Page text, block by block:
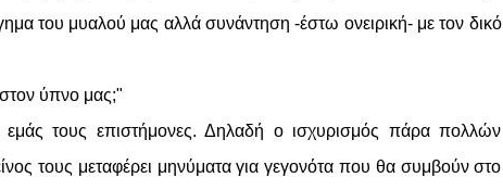
του μυαλού μας αλλά συνάντηση -έστω ονειρική- με τον δικό
ύπνο μας;"
τους επιστήμονες. Δηλαδή ο ισχυρισμός πάρα πολλών
τους μεταφέρει μηνύματα για γεγονότα που θα συμβούν στο